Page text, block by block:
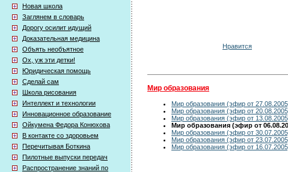
Новая школа
Заглянем в словарь
Дорогу осилит идущий
Доказательная медицина
Объять необъятное
Ох, уж эти детки!
Юридическая помощь
Сделай сам
Школа рисования
Интеллект и технологии
Инновационное образование
Ойкумена Федора Конюхова
В контакте со здоровьем
Перечитывая Боткина
Пилотные выпуски передач
Распространение знаний по
Нравится
Мир образования
Мир образования (эфир от
Мир образования (эфир от
Мир образования (эфир от
Мир образования (эфир от
Мир образования (эфир от
Мир образования (эфир от
Мир образования (эфир от